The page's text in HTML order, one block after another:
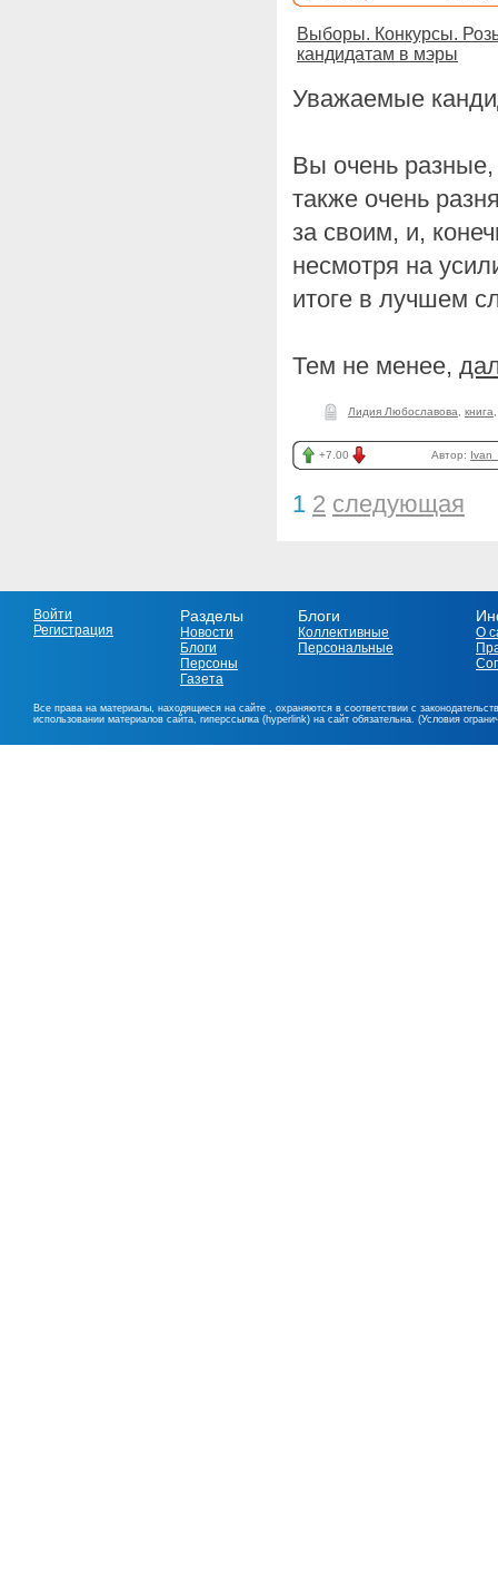
Выборы. Конкурсы.
кандидатам в мэры
Уважаемые
Вы очень
также очень
за своим, и,
несмотря на
итоге в лучшем
Тем не менее,
Лидия Любославова книга
+7.00 Автор:
1 2 следующая
Войти
Регистрация
Разделы
Новости
Блоги
Персоны
Газета
Блоги
Коллективные
Персональные
О
Все права на материалы, находящиеся на сайте , охраняются в соответствии с
использовании материалов сайта, гиперссылка (hyperlink) на сайт обязательна. (Условия